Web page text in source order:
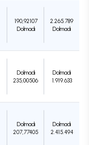
190,92107
Dolmadı
2.265.789
Dolmadı
Dolmadı
235,00506
Dolmadı
1.919.633
Dolmadı
207,77405
Dolmadı
2.415.494